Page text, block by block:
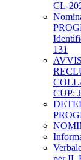
CL-
131
CUP: